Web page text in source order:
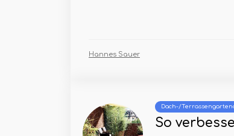
Hannes Sauer
Dach-/
So